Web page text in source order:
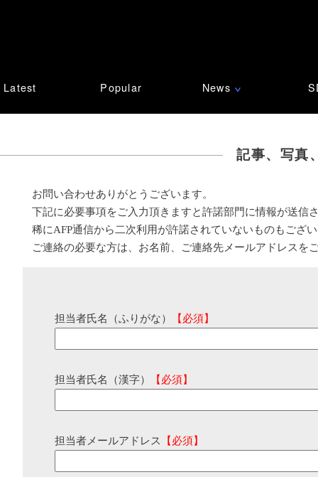
Latest Popular News ∨
記事、写真
お問い合わせありがとうございます。
下記に必要事項をご入力頂きますと許諾部門に情報が送信
稀にAFP通信から二次利用が許諾されていないものもござ
ご連絡の必要な方は、お名前、ご連絡先メールアドレスを
担当者氏名（ふりがな） 【必須】
担当者氏名（漢字） 【必須】
担当者メールアドレス 【必須】